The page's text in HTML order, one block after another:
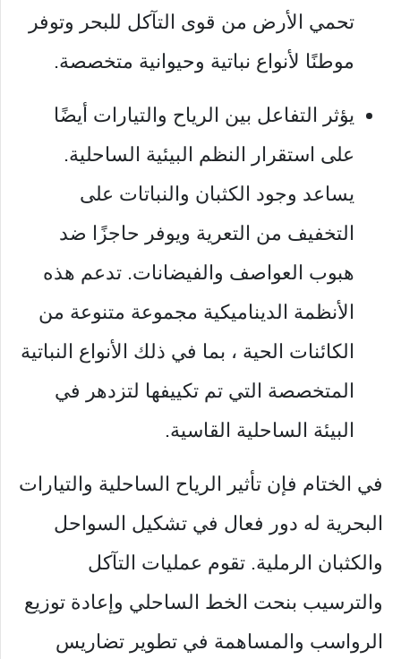
تحمي الأرض من قوى التآكل للبحر وتوفر
موطنًا لأنواع نباتية وحيوانية متخصصة.
يؤثر التفاعل بين الرياح والتيارات أيضًا
على استقرار النظم البيئية الساحلية.
يساعد وجود الكثبان والنباتات على
التخفيف من التعرية ويوفر حاجزًا ضد
هبوب العواصف والفيضانات. تدعم هذه
الأنظمة الديناميكية مجموعة متنوعة من
الكائنات الحية ، بما في ذلك الأنواع النباتية
المتخصصة التي تم تكييفها لتزدهر في
البيئة الساحلية القاسية.
في الختام فإن تأثير الرياح الساحلية والتيارات
البحرية له دور فعال في تشكيل السواحل
والكثبان الرملية. تقوم عمليات التآكل
والترسيب بنحت الخط الساحلي وإعادة توزيع
الرواسب والمساهمة في تطوير تضاريس